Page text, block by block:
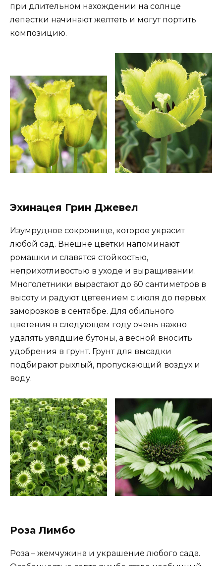
при длительном нахождении на солнце
лепестки начинают желтеть и могут портить
композицию.
Эхинацея Грин Джевел
Изумрудное сокровище, которое украсит
любой сад. Внешне цветки напоминают
ромашки и славятся стойкостью,
неприхотливостью в уходе и выращивании.
Многолетники вырастают до 60 сантиметров в
высоту и радуют цвтеением с июля до первых
заморозков в сентябре. Для обильного
цветения в следующем году очень важно
удалять увядшие бутоны, а весной вносить
удобрения в грунт. Грунт для высадки
подбирают рыхлый, пропускающий воздух и
воду.
Роза Лимбо
Роза – жемчужина и украшение любого сада.